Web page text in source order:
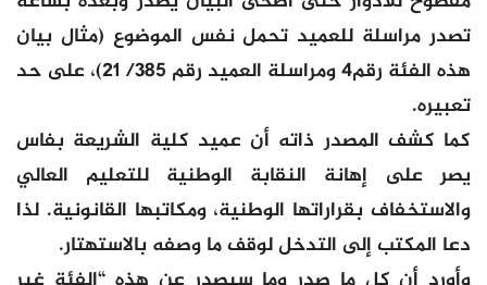
تصدر مراسلة للعميد تحمل نفس الموضوع (مثال بيان
هذه الفئة رقم4 ومراسلة العميد رقم 385/ 21)، على حد
تعبيره.
كما كشف المصدر ذاته أن عميد كلية الشريعة بفاس
يصر على إهانة النقابة الوطنية للتعليم العالي
والاستخفاف بقراراتها الوطنية، ومكاتبها القانونية. لذا
دعا المكتب إلى التدخل لوقف ما وصفه بالاستهتار.